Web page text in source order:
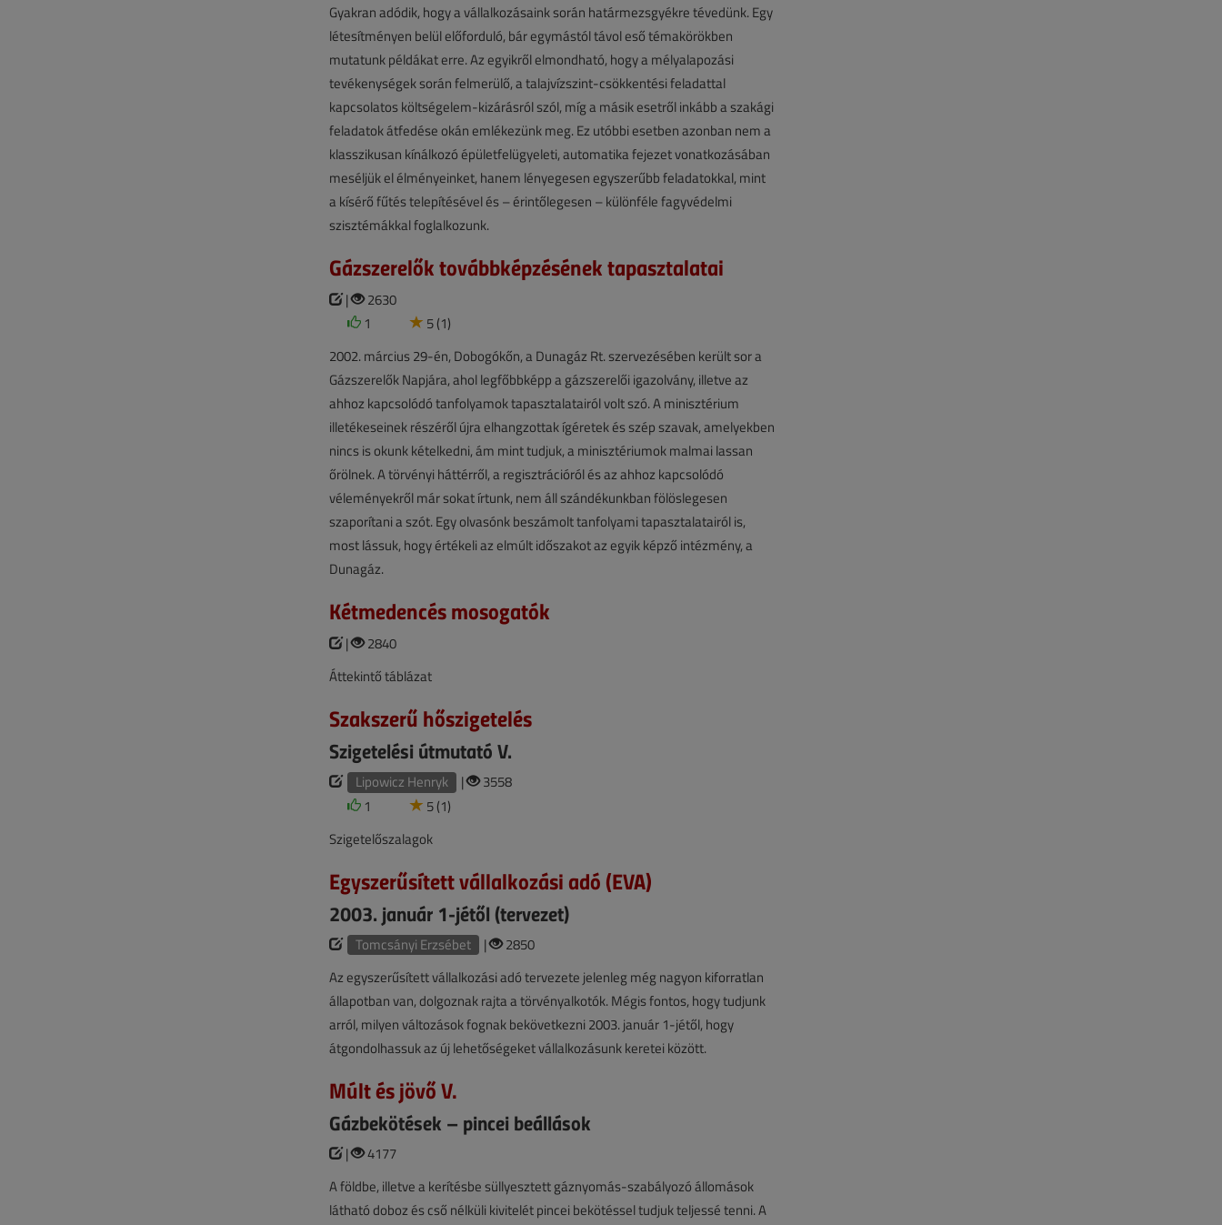
Gyakran adódik, hogy a vállalkozásaink során határmezsgyékre tévedünk. Egy
létesítményen belül előforduló, bár egymástól távol eső témakörökben
mutatunk példákat erre. Az egyikről elmondható, hogy a mélyalapozási
tevékenységek során felmerülő, a talajvízszint-csökkentési feladattal
kapcsolatos költségelem-kizárásról szól, míg a másik esetről inkább a szakági
feladatok átfedése okán emlékezünk meg. Ez utóbbi esetben azonban nem a
klasszikusan kínálkozó épületfelügyeleti, automatika fejezet vonatkozásában
meséljük el élményeinket, hanem lényegesen egyszerűbb feladatokkal, mint
a kísérő fűtés telepítésével és – érintőlegesen – különféle fagyvédelmi
szisztémákkal foglalkozunk.
Gázszerelők továbbképzésének tapasztalatai
|
2630
1
5 (1)
2002. március 29-én, Dobogókőn, a Dunagáz Rt. szervezésében került sor a
Gázszerelők Napjára, ahol legfőbbképp a gázszerelői igazolvány, illetve az
ahhoz kapcsolódó tanfolyamok tapasztalatairól volt szó. A minisztérium
illetékeseinek részéről újra elhangzottak ígéretek és szép szavak, amelyekben
nincs is okunk kételkedni, ám mint tudjuk, a minisztériumok malmai lassan
őrölnek. A törvényi háttérről, a regisztrációról és az ahhoz kapcsolódó
véleményekről már sokat írtunk, nem áll szándékunkban fölöslegesen
szaporítani a szót. Egy olvasónk beszámolt tanfolyami tapasztalatairól is,
most lássuk, hogy értékeli az elmúlt időszakot az egyik képző intézmény, a
Dunagáz.
Kétmedencés mosogatók
|
2840
Áttekintő táblázat
Szakszerű hőszigetelés
Szigetelési útmutató V.
Lipowicz Henryk |
3558
1
5 (1)
Szigetelőszalagok
Egyszerűsített vállalkozási adó (EVA)
2003. január 1-jétől (tervezet)
Tomcsányi Erzsébet |
2850
Az egyszerűsített vállalkozási adó tervezete jelenleg még nagyon kiforratlan
állapotban van, dolgoznak rajta a törvényalkotók. Mégis fontos, hogy tudjunk
arról, milyen változások fognak bekövetkezni 2003. január 1-jétől, hogy
átgondolhassuk az új lehetőségeket vállalkozásunk keretei között.
Múlt és jövő V.
Gázbekötések – pincei beállások
|
4177
A földbe, illetve a kerítésbe süllyesztett gáznyomás-szabályozó állomások
látható doboz és cső nélküli kivitelét pincei bekötéssel tudjuk teljessé tenni. A